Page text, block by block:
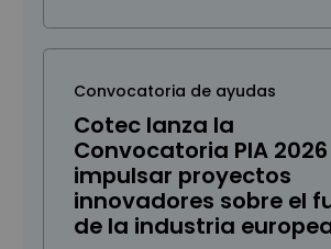
Convocatoria de ayudas
Cotec lanza la
Convocatoria PIA
impulsar proyectos
innovadores sobre el
de la industria